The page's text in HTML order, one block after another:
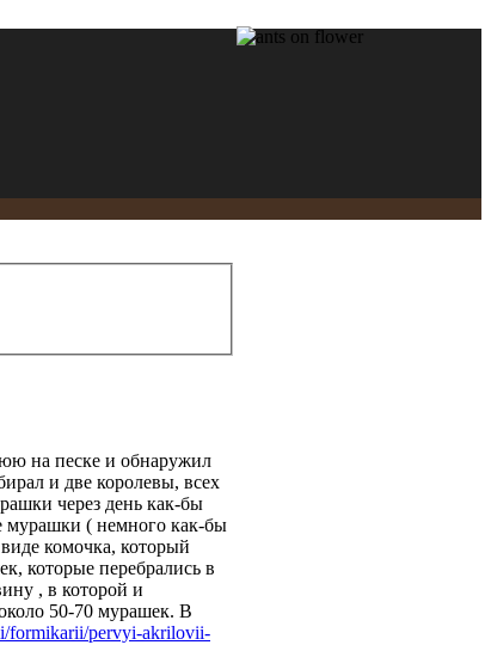
на песке и обнаружил
и две королевы, всех
через день как-бы
мурашки ( немного как-бы
комочка, который
которые перебрались в
, в которой и
50-70 мурашек. В
formikarii/pervyi-akrilovii-